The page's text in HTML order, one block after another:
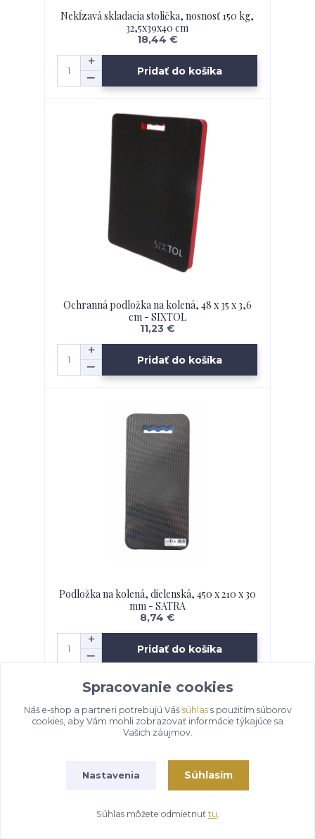
Nekĺzavá skladacia stolička, nosnosť 150 kg,
32,5x39x40 cm
18,44 €
Pridať do košíka
Ochranná podložka na kolená, 48 x 35 x 3,6
cm - SIXTOL
11,23 €
Pridať do košíka
Podložka na kolená, dielenská, 450 x 210 x 30
mm - SATRA
8,74 €
Pridať do košíka
strana z 1
Novinky z nášho
Spracovanie cookies
Náš e-shop a partneri potrebujú Váš súhlass použitím súborov
cookies, aby Vám mohli zobrazovať informácie týkajúce sa
Vašich záujmov.
Nastavenia Súhlasím
Súhlas môžete odmietnuť tu